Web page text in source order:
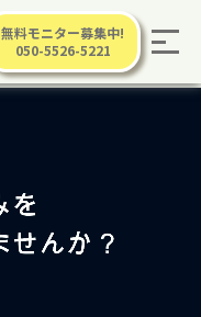
無料モニター募集中!
050-5526-5221